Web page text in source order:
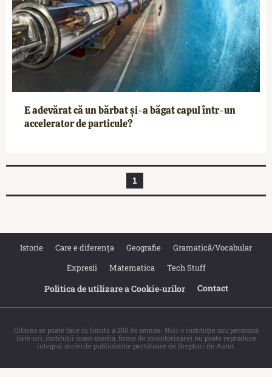
E adevărat că un bărbat și-a băgat capul într-un
accelerator de particule?
1
Istorie Care e diferența Geografie
Gramatică/Vocabular
Expresii
Matematica Tech Stuff
Politica de utilizare a Cookie‐urilor Contact
Citarea se poate face în limita a 250 de semne. Nici o instituţie sau persoană
(site-uri, instituţii mass-media, firme de monitorizare) nu poate reproduce
integral scrierile publicistice purtătoare de Drepturi de Autor.